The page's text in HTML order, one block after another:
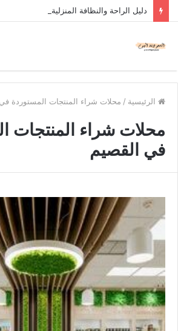
دليل الراحة والنظافة المنزلية
الرئيسية / محلات شراء المنتجات المستوردة
محلات شراء المنتجات
في القصيم